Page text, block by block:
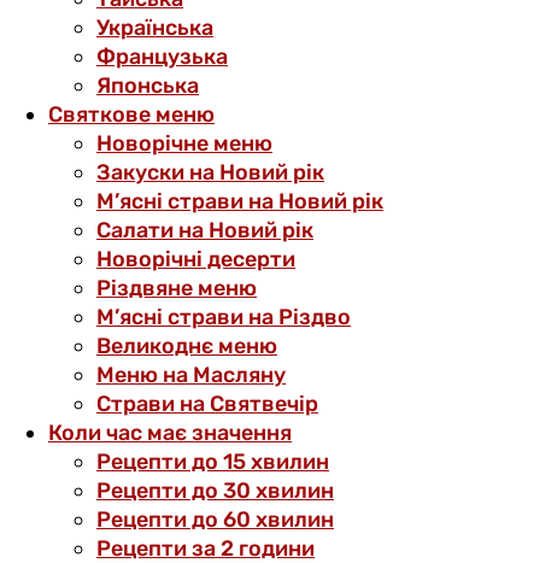
Українська
Французька
Японська
Святкове меню
Новорічне меню
Закуски на Новий рік
М’ясні страви на Новий рік
Салати на Новий рік
Новорічні десерти
Різдвяне меню
М’ясні страви на Різдво
Великоднє меню
Меню на Масляну
Страви на Святвечір
Коли час має значення
Рецепти до 15 хвилин
Рецепти до 30 хвилин
Рецепти до 60 хвилин
Рецепти за 2 години